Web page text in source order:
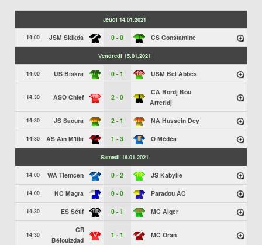
Jeudi 14.01.2021
14:00 JSM Skikda 0 - 0 CS Constantine
Vendredi 15.01.2021
14:00 US Biskra 0 - 1 USM Bel Abbes
14:30 ASO Chlef 2 - 0
CA Bordj Bou
Arreridj
14:30 JS Saoura 2 - 1 NA Hussein Dey
14:30 AS Aïn M'lila 1 - 3 O Médéa
Samedi 16.01.2021
14:00 WA Tlemcen 0 - 2 JS Kabylie
14:00 NC Magra 0 - 0 Paradou AC
14:30 ES Sétif 0 - 1 MC Alger
14:30
CR
Bélouizdad
1 - 1 MC Oran